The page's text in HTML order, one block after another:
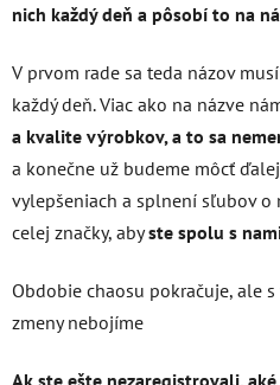
nich každý deň a pôsobí to na
V prvom rade sa teda názov
každý deň. Viac ako na názve
a kvalite výrobkov, a to sa
a konečne už budeme môcť
vylepšeniach a splnení sľubov
celej značky, aby ste spolu s
Obdobie chaosu pokračuje, ale
zmeny nebojíme
Ak ste ešte nezaregistrovali,